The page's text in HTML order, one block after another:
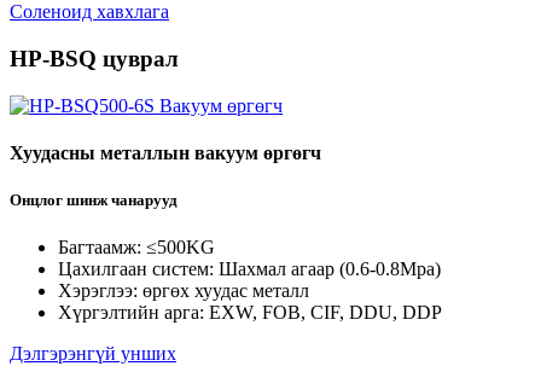
Соленоид хавхлага
HP-BSQ цуврал
Хуудасны металлын вакуум өргөгч
Онцлог шинж чанарууд
Багтаамж: ≤500KG
Цахилгаан систем: Шахмал агаар (0.6-0.8Mpa)
Хэрэглээ: өргөх хуудас металл
Хүргэлтийн арга: EXW, FOB, CIF, DDU, DDP
Дэлгэрэнгүй унших